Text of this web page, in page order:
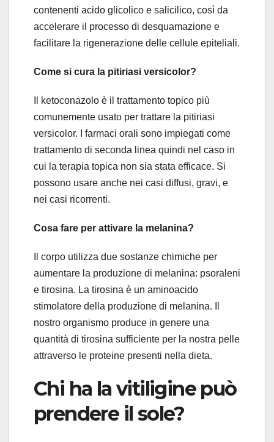
contenenti acido glicolico e salicilico, così da
accelerare il processo di desquamazione e
facilitare la rigenerazione delle cellule epiteliali.
Come si cura la pitiriasi versicolor?
Il ketoconazolo è il trattamento topico più
comunemente usato per trattare la pitiriasi
versicolor. I farmaci orali sono impiegati come
trattamento di seconda linea quindi nel caso in
cui la terapia topica non sia stata efficace. Si
possono usare anche nei casi diffusi, gravi, e
nei casi ricorrenti.
Cosa fare per attivare la melanina?
Il corpo utilizza due sostanze chimiche per
aumentare la produzione di melanina: psoraleni
e tirosina. La tirosina è un aminoacido
stimolatore della produzione di melanina. Il
nostro organismo produce in genere una
quantità di tirosina sufficiente per la nostra pelle
attraverso le proteine presenti nella dieta.
Chi ha la vitiligine può
prendere il sole?